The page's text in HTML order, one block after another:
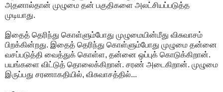
அதனால்தான் முழுமை தன் பகுதிகளை அலட்சியப்படுத்த
முடியாது.
இதைத் தெரிந்து கொள்ளும்போது முழுமையின்மீது விசுவாசம்
பிறக்கின்றது. இதைத் தெரிந்து கொள்ளும்போது முழுமை தன்னை
வசப்படுத்தி வைத்துக் கொள்ள, தன்னை ஒப்புக் கொடுக்கிறான்.
பயங்களை விட்டுத் தொலைக்கிறான். சரண் அடைகிறான். முழுமை
இருப்பது சரணாகதியில், விசுவாசத்தில்...